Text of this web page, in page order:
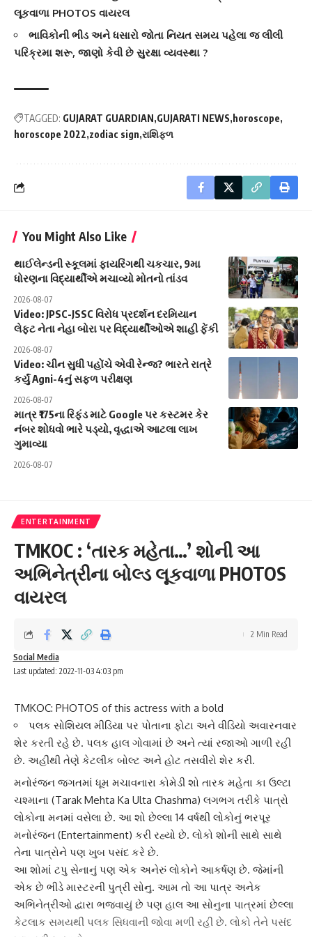
લૂકવાળા PHOTOS વાયરલ
ભાવિકોની ભીડ અને ધસારો જોતા નિયત સમય પહેલા જ લીલી
પરિક્રમા શરૂ, જાણો કેવી છે સુરક્ષા વ્યવસ્થા ?
TAGGED: GUJARAT GUARDIAN GUJARATI NEWS horoscope
horoscope 2022 zodiac sign રાશિફળ
You Might Also Like
થાઈલેન્ડની સ્કૂલમાં ફાયરિંગથી ચકચાર, 9મા
ધોરણના વિદ્યાર્થીએ મચાવ્યો મોતનો તાંડવ
2026-08-07
Video: JPSC-JSSC વિરોધ પ્રદર્શન દરમિયાન
લેફ્ટ નેતા નેહા બોરા પર વિદ્યાર્થીઓએ શાહી ફેંકી
2026-08-07
Video: ચીન સુધી પહોંચે એવી રેન્જ? ભારતે રાત્રે
કર્યું Agni-4નું સફળ પરીક્ષણ
2026-08-07
માત્ર ₹175ના રિફંડ માટે Google પર કસ્ટમર કેર
નંબર શોધવો ભારે પડ્યો, વૃદ્ધાએ આટલા લાખ
ગુમાવ્યા
2026-08-07
ENTERTAINMENT
TMKOC : ‘તારક મહેતા…’ શોની આ
અભિનેત્રીના બોલ્ડ લૂકવાળા PHOTOS
વાયરલ
Last updated: 2022-11-03 4:03 pm
Social Media
2 Min Read
TMKOC: PHOTOS of this actress with a bold
પલક સોશિયલ મીડિયા પર પોતાના ફોટા અને વીડિયો અવારનવાર
શેર કરતી રહે છે. પલક હાલ ગોવામાં છે અને ત્યાં રજાઓ ગાળી રહી
છે. અહીંથી તેણે કેટલીક બોલ્ટ અને હોટ તસવીરો શેર કરી.
મનોરંજન જગતમાં ધૂમ મચાવનારા કોમેડી શો તારક મહેતા કા ઉલ્ટા
ચશ્માના (Tarak Mehta Ka Ulta Chashma) લગભગ તરીકે પાત્રો
લોકોના મનમાં વસેલા છે. આ શો છેલ્લા 14 વર્ષથી લોકોનું ભરપૂર
મનોરંજન (Entertainment) કરી રહ્યો છે. લોકો શોની સાથે સાથે
તેના પાત્રોને પણ ખુબ પસંદ કરે છે.
આ શોમાં ટપુ સેનાનું પણ એક અનેરું લોકોને આકર્ષણ છે. જેમાંની
એક છે ભીડે માસ્ટરની પુત્રી સોનુ. આમ તો આ પાત્ર અનેક
અભિનેત્રીઓ દ્વારા ભજવાયું છે પણ હાલ આ સોનુના પાત્રમાં છેલ્લા
કેટલાક સમયથી પલક સિધવાની જોવા મળી રહી છે. લોકો તેને પસંદ